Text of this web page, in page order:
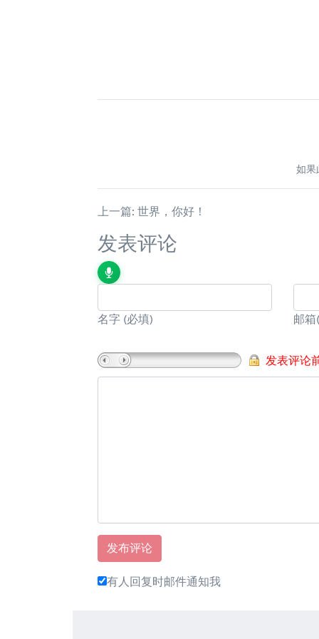
如果
上一篇: 世界，你好！
发表评论
名字 (必填) 邮箱
发表评论
有人回复时邮件通知我